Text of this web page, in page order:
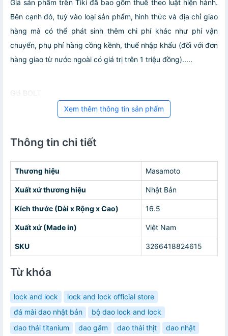
Giá sản phẩm trên Tiki đã bao gồm thuế theo luật hiện hành.
Bên cạnh đó, tuỳ vào loại sản phẩm, hình thức và địa chỉ giao
hàng mà có thể phát sinh thêm chi phí khác như phí vận
chuyển, phụ phí hàng cồng kềnh, thuế nhập khẩu (đối với đơn
hàng giao từ nước ngoài có giá trị trên 1 triệu đồng).....
Giá BOLT
Xem thêm thông tin sản phẩm
Thông tin chi tiết
Thương hiệu Masamoto
Xuất xứ thương hiệu Nhật Bản
Kích thước (Dài x Rộng x Cao) 16.5
Xuất xứ (Made in) Việt Nam
SKU 3266418824615
Từ khóa
lock and lock
lock and lock official store
đá mài dao nhật bản
bộ dao lock and lock
dao thái titanium
dao găm dao thái thịt
dao nhật